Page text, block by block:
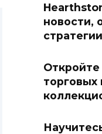
новости,
стратегии
Откройте
торговых